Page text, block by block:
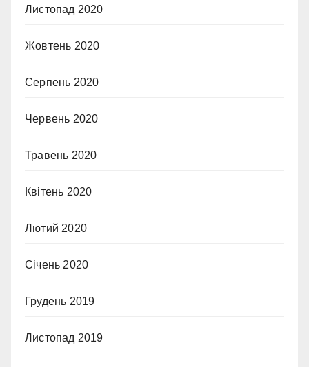
Листопад 2020
Жовтень 2020
Серпень 2020
Червень 2020
Травень 2020
Квітень 2020
Лютий 2020
Січень 2020
Грудень 2019
Листопад 2019